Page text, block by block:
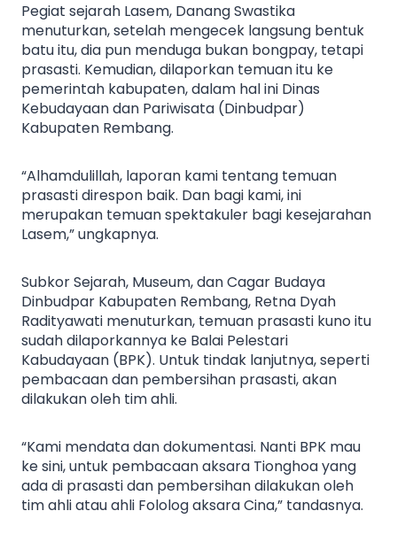
Pegiat sejarah Lasem, Danang Swastika
menuturkan, setelah mengecek langsung bentuk
batu itu, dia pun menduga bukan bongpay, tetapi
prasasti. Kemudian, dilaporkan temuan itu ke
pemerintah kabupaten, dalam hal ini Dinas
Kebudayaan dan Pariwisata (Dinbudpar)
Kabupaten Rembang.
“Alhamdulillah, laporan kami tentang temuan
prasasti direspon baik. Dan bagi kami, ini
merupakan temuan spektakuler bagi kesejarahan
Lasem,” ungkapnya.
Subkor Sejarah, Museum, dan Cagar Budaya
Dinbudpar Kabupaten Rembang, Retna Dyah
Radityawati menuturkan, temuan prasasti kuno itu
sudah dilaporkannya ke Balai Pelestari
Kabudayaan (BPK). Untuk tindak lanjutnya, seperti
pembacaan dan pembersihan prasasti, akan
dilakukan oleh tim ahli.
“Kami mendata dan dokumentasi. Nanti BPK mau
ke sini, untuk pembacaan aksara Tionghoa yang
ada di prasasti dan pembersihan dilakukan oleh
tim ahli atau ahli Fololog aksara Cina,” tandasnya.